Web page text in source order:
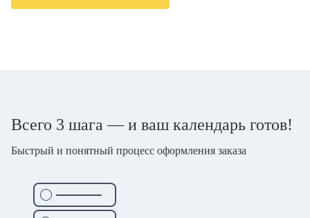
Всего 3 шага — и ваш календарь готов!
Быстрый и понятный процесс оформления заказа